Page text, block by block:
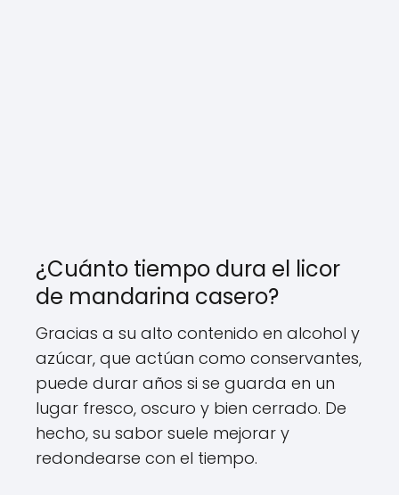
¿Cuánto tiempo dura el licor
de mandarina casero?
Gracias a su alto contenido en alcohol y
azúcar, que actúan como conservantes,
puede durar años si se guarda en un
lugar fresco, oscuro y bien cerrado. De
hecho, su sabor suele mejorar y
redondearse con el tiempo.